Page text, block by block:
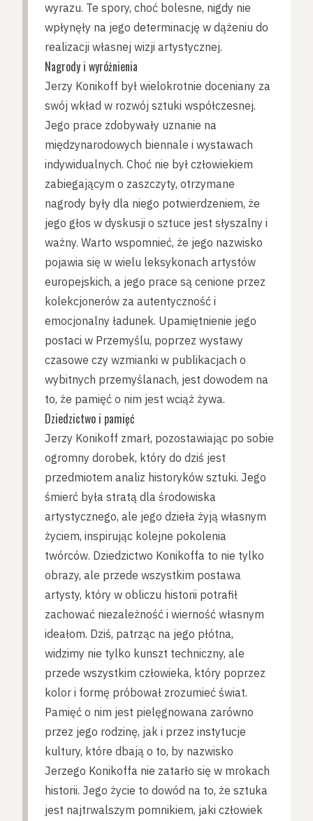
wyrazu. Te spory, choć bolesne, nigdy nie
wpłynęły na jego determinację w dążeniu do
realizacji własnej wizji artystycznej.
Nagrody i wyróżnienia
Jerzy Konikoff był wielokrotnie doceniany za
swój wkład w rozwój sztuki współczesnej.
Jego prace zdobywały uznanie na
międzynarodowych biennale i wystawach
indywidualnych. Choć nie był człowiekiem
zabiegającym o zaszczyty, otrzymane
nagrody były dla niego potwierdzeniem, że
jego głos w dyskusji o sztuce jest słyszalny i
ważny. Warto wspomnieć, że jego nazwisko
pojawia się w wielu leksykonach artystów
europejskich, a jego prace są cenione przez
kolekcjonerów za autentyczność i
emocjonalny ładunek. Upamiętnienie jego
postaci w Przemyślu, poprzez wystawy
czasowe czy wzmianki w publikacjach o
wybitnych przemyślanach, jest dowodem na
to, że pamięć o nim jest wciąż żywa.
Dziedzictwo i pamięć
Jerzy Konikoff zmarł, pozostawiając po sobie
ogromny dorobek, który do dziś jest
przedmiotem analiz historyków sztuki. Jego
śmierć była stratą dla środowiska
artystycznego, ale jego dzieła żyją własnym
życiem, inspirując kolejne pokolenia
twórców. Dziedzictwo Konikoffa to nie tylko
obrazy, ale przede wszystkim postawa
artysty, który w obliczu historii potrafił
zachować niezależność i wierność własnym
ideałom. Dziś, patrząc na jego płótna,
widzimy nie tylko kunszt techniczny, ale
przede wszystkim człowieka, który poprzez
kolor i formę próbował zrozumieć świat.
Pamięć o nim jest pielęgnowana zarówno
przez jego rodzinę, jak i przez instytucje
kultury, które dbają o to, by nazwisko
Jerzego Konikoffa nie zatarło się w mrokach
historii. Jego życie to dowód na to, że sztuka
jest najtrwalszym pomnikiem, jaki człowiek